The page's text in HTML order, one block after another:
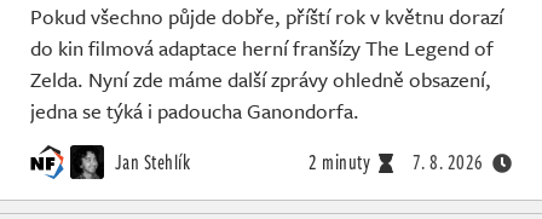
Pokud všechno půjde dobře, příští rok v květnu dorazí
do kin filmová adaptace herní franšízy The Legend of
Zelda. Nyní zde máme další zprávy ohledně obsazení,
jedna se týká i padoucha Ganondorfa.
Jan Stehlík 2 minuty 7. 8. 2026